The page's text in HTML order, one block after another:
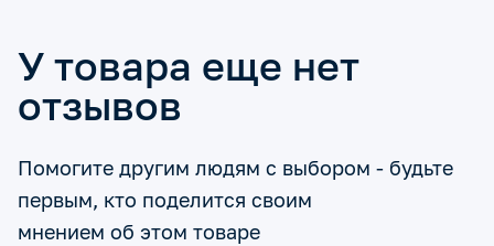
У товара еще нет
отзывов
Помогите другим людям с выбором - будьте
первым, кто поделится своим
мнением об этом товаре